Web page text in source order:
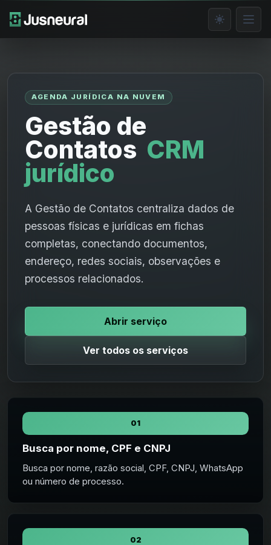
AGENDA JURÍDICA NA NUVEM
Gestão de
Contatos CRM
jurídico
A Gestão de Contatos centraliza dados de
pessoas físicas e jurídicas em fichas
completas, conectando documentos,
endereço, redes sociais, observações e
processos relacionados.
Abrir serviço
Ver todos os serviços
01
Busca por nome, CPF e CNPJ
Busca por nome, razão social, CPF, CNPJ, WhatsApp
ou número de processo.
02